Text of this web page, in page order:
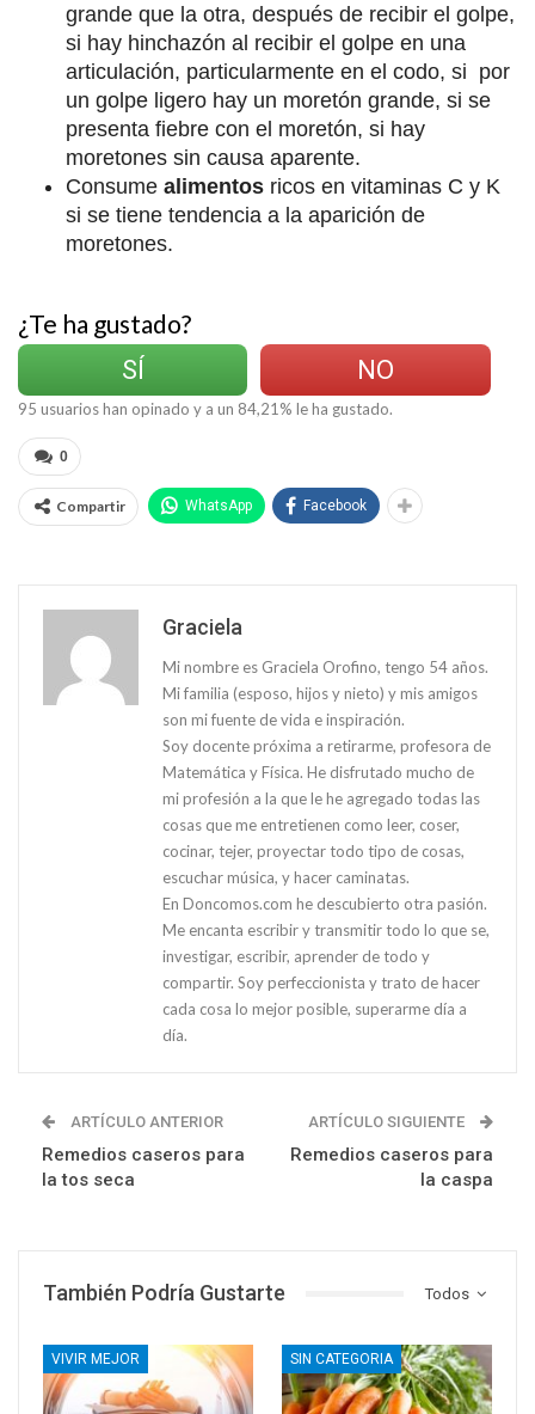
grande que la otra, después de recibir el golpe,
si hay hinchazón al recibir el golpe en una
articulación, particularmente en el codo, si por
un golpe ligero hay un moretón grande, si se
presenta fiebre con el moretón, si hay
moretones sin causa aparente.
Consume alimentos ricos en vitaminas C y K
si se tiene tendencia a la aparición de
moretones.
¿Te ha gustado?
SÍ
NO
95 usuarios han opinado y a un 84,21 % le ha gustado.
0
Compartir WhatsApp Facebook
Graciela
Mi nombre es Graciela Orofino, tengo 54 años.
Mi familia (esposo, hijos y nieto) y mis amigos
son mi fuente de vida e inspiración.
Soy docente próxima a retirarme, profesora de
Matemática y Física. He disfrutado mucho de
mi profesión a la que le he agregado todas las
cosas que me entretienen como leer, coser,
cocinar, tejer, proyectar todo tipo de cosas,
escuchar música, y hacer caminatas.
En Doncomos.com he descubierto otra pasión.
Me encanta escribir y transmitir todo lo que se,
investigar, escribir, aprender de todo y
compartir. Soy perfeccionista y trato de hacer
cada cosa lo mejor posible, superarme día a
día.
ARTÍCULO ANTERIOR
Remedios caseros para
la tos seca
ARTÍCULO SIGUIENTE
Remedios caseros para
la caspa
Todos
También Podría Gustarte
VIVIR MEJOR SIN CATEGORIA